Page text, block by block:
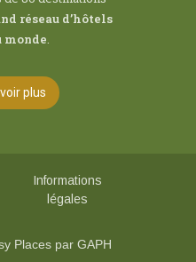
réseau d’hôtels
monde
plus
Places par GAPH
Informations
légales